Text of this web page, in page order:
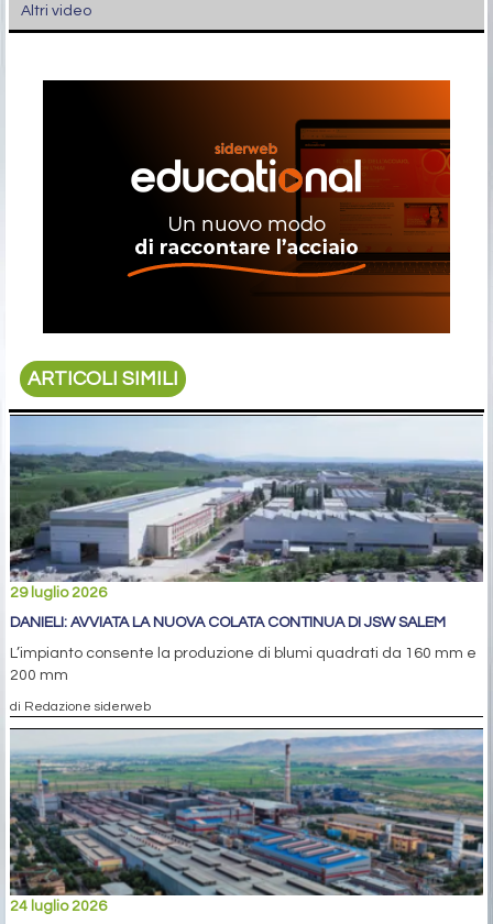
Altri video
ARTICOLI SIMILI
29 luglio 2026
DANIELI: AVVIATA LA NUOVA COLATA CONTINUA DI JSW SALEM
L’impianto consente la produzione di blumi quadrati da 160 mm e
200 mm
di Redazione siderweb
24 luglio 2026